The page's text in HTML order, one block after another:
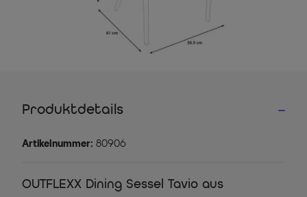
Produktdetails
Artikelnummer: 80906
OUTFLEXX Dining Sessel Tavio aus